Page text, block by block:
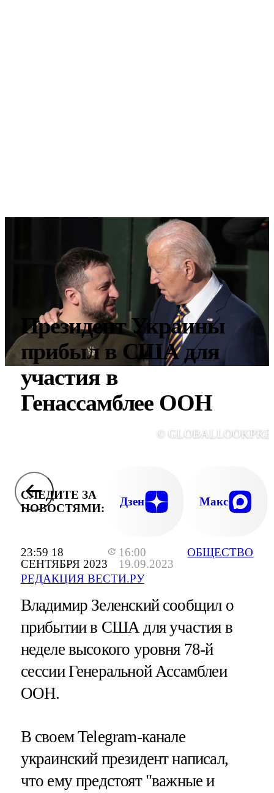
23:59 18
СЕНТЯБРЯ 2023
16:00
19.09.2023
РЕДАКЦИЯ ВЕСТИ.РУ
ОБЩЕСТВО
Президент Украины
прибыл в США для
участия в
Генассамблее ООН
©
СЛЕДИТЕ ЗА
НОВОСТЯМИ:
Дзен Макс
Владимир Зеленский сообщил о
прибытии в США для участия в
неделе высокого уровня 78-й
сессии Генеральной Ассамблеи
ООН.
В своем Telegram-канале
украинский президент написал,
что ему предстоят "важные и